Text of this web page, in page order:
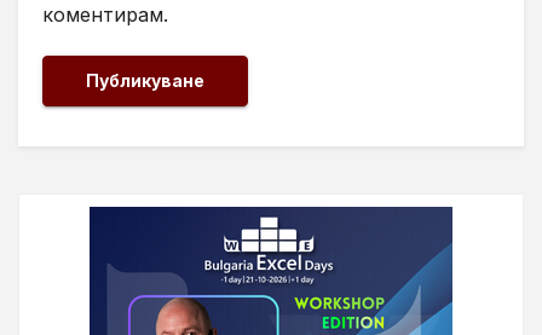
коментирам.